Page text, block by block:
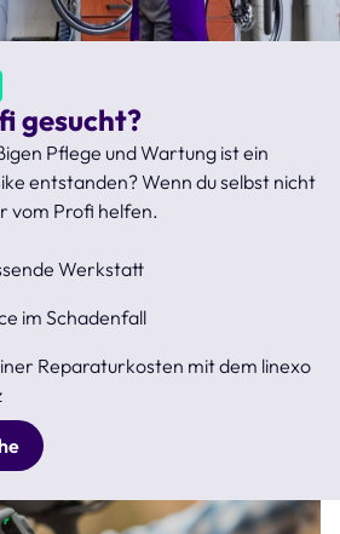
gesucht?
Pflege und Wartung ist ein
entstanden? Wenn du selbst nicht
vom Profi helfen.
Werkstatt
im Schadenfall
Reparaturkosten mit dem linexo